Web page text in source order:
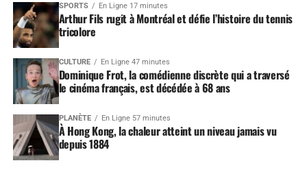
SPORTS En Ligne 17 minutes
Arthur Fils rugit à Montréal et défie l’histoire du tennis
tricolore
CULTURE En Ligne 47 minutes
Dominique Frot, la comédienne discrète qui a traversé
le cinéma français, est décédée à 68 ans
PLANÈTE En Ligne 57 minutes
À Hong Kong, la chaleur atteint un niveau jamais vu
depuis 1884